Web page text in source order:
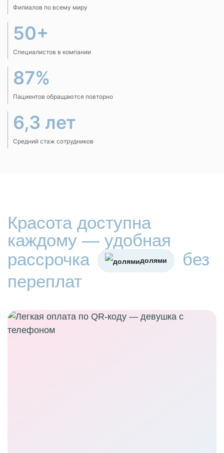
Филиалов по всему миру
50+
Специалистов в компании
87%
Пациентов обращаются повторно
6,3 лет
Средний стаж сотрудников
Красота доступна
каждому — удобная
рассрочка
долями
без
переплат